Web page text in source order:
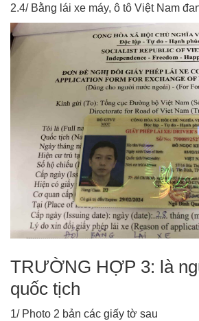
2.4/ Bằng lái xe máy, ô tô Việt Nam
TRƯỜNG HỢP 3: là
quốc tịch
1/ Photo 2 bản các giấy tờ sau